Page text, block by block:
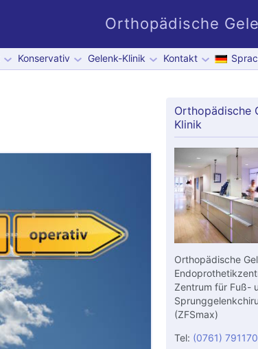
Orthopädische
Konservativ Gelenk-Klinik Kontakt
Orthopädische
Klinik
Orthopädische
Zentrum für Fuß-
(ZFSmax)
Tel: (0761) 791170